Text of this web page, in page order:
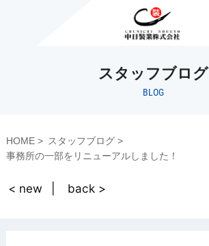
スタッフブログ
BLOG
HOME
スタッフブログ
事務所の一部をリニューアルしました！
< new back >